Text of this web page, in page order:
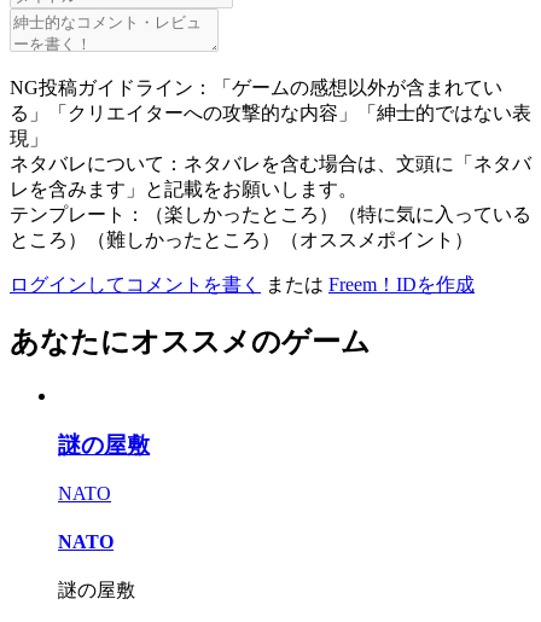
NG投稿ガイドライン：「ゲームの感想以外が含まれてい
る」「クリエイターへの攻撃的な内容」「紳士的ではない表
現」
ネタバレについて：ネタバレを含む場合は、文頭に「ネタバ
レを含みます」と記載をお願いします。
テンプレート：（楽しかったところ）（特に気に入っている
ところ）（難しかったところ）（オススメポイント）
ログインしてコメントを書く または Freem！IDを作成
あなたにオススメのゲーム
謎の屋敷
NATO
NATO
謎の屋敷